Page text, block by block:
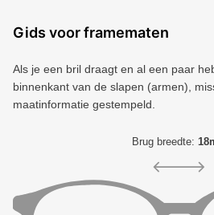
Gids voor framematen
Als je een bril draagt ​​en al een paar
binnenkant van de slapen (armen),
maatinformatie gestempeld.
Brug breedte: